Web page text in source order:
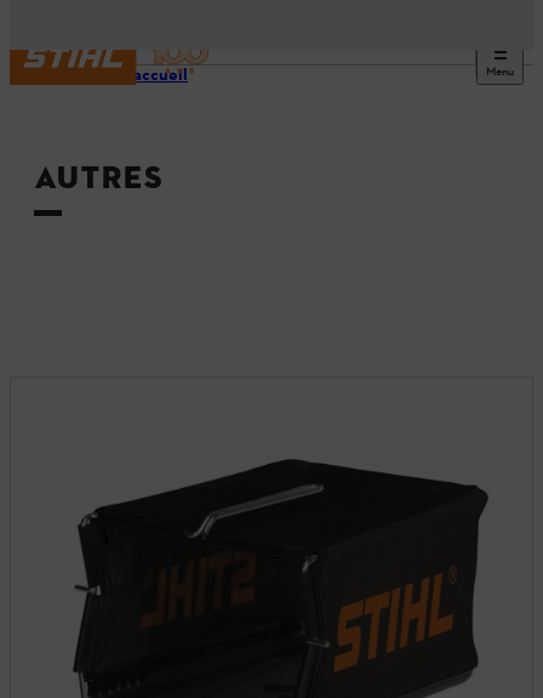
Menu
Page d’accueil
AUTRES